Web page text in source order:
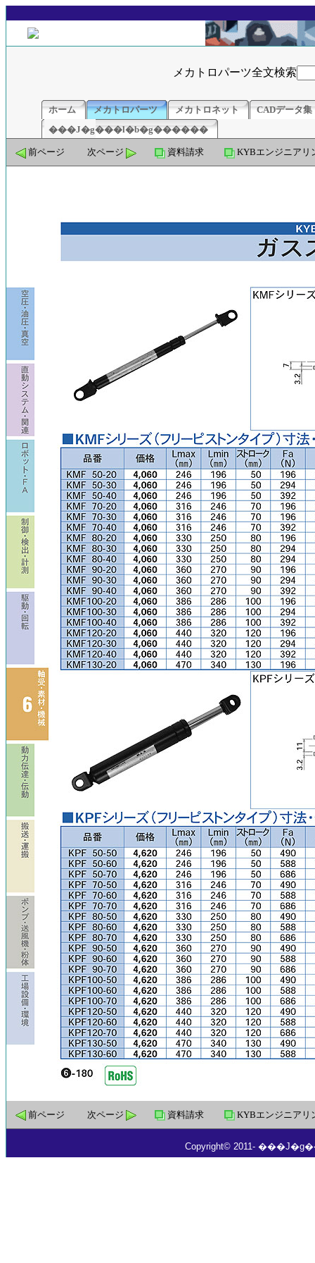
メカトロパーツ全文検索
ホーム メカトロパーツ メカトロネット
CADデータ集
���J�g���l�b�g������
前ページ 次ページ 資料請求 KYBエンジニアリ
前ページ 次ページ 資料請求 KYBエンジニアリ
Copyright© 2011-